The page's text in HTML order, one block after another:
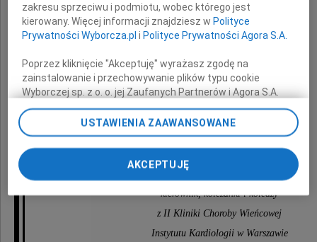
Taty
oraz słowa otuchy Jego
Bliskim
kierownik, koleżanki i koledzy
z II Kliniki Choroby Wieńcowej
Instytutu Kardiologii w Warszawie
zakresu sprzeciwu i podmiotu, wobec którego jest
kierowany. Więcej informacji znajdziesz w Polityce
Prywatności Wyborcza.pl i Polityce Prywatności Agora S.A.
Poprzez kliknięcie "Akceptuję" wyrażasz zgodę na
zainstalowanie i przechowywanie plików typu cookie
Wyborczej sp. z o. o. jej Zaufanych Partnerów i Agora S.A.
na Twoim urządzeniu końcowym. Możesz też w każdej
chwili zmienić swoje preferencje dot. plików cookie,
ponownie wywołując narzędzie do zarządzania Twoimi
preferencjami dot. przetwarzania danych poprzez
odnośnik „Ustawienia prywatności” w stopce serwisu i
przechodząc do sekcji „Ustawienia zaawansowane”.
My, nasi Zaufani Partnerzy i Agora S.A. możemy
USTAWIENIA ZAAWANSOWANE
AKCEPTUJĘ